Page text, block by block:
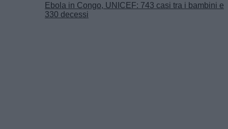
Ebola in Congo, UNICEF: 743 casi tra i bambini e
330 decessi